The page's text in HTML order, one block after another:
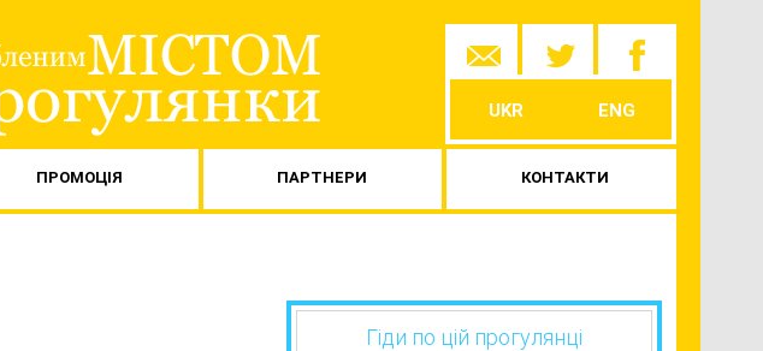
UKR ENG
ПРОМОЦІЯ ПАРТНЕРИ КОНТАКТИ
Гіди по цій прогулянці